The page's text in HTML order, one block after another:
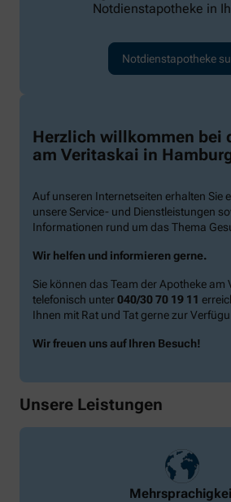
Notdienstapotheke in
Notdienstapotheke
Herzlich willkommen bei
am Veritaskai in
Auf unseren Internetseiten erhalten Sie
unsere Service- und Dienstleistungen
Informationen rund um das Thema
Wir helfen und informieren gerne.
Sie können das Team der Apotheke am
telefonisch unter040/30 70 19 11
Ihnen mit Rat und Tat gerne zur
Wir freuen uns auf Ihren Besuch!
Unsere Leistungen